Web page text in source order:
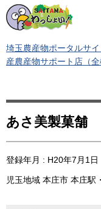
埼玉農産物ポータルサ
産農産物サポート店（全
あさ美製菓舗
登録年月 : H20年7月1日
児玉地域 本庄市 本庄駅